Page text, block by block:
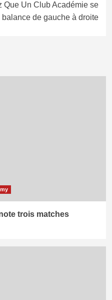
Que Un Club Académie se
balance de gauche à droite
trois matches